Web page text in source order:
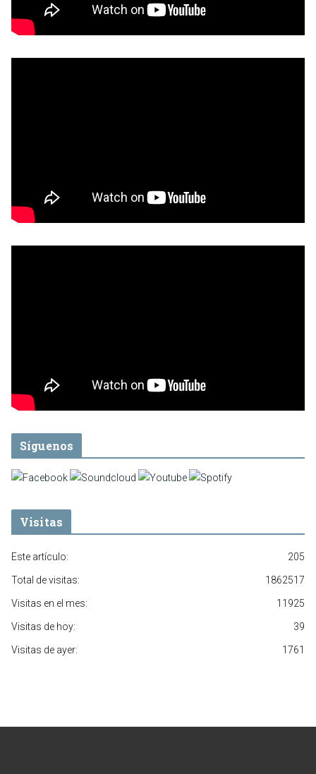
Síguenos
Visitas
205
Este artículo:
1862517
Total de visitas:
11925
Visitas en el mes:
39
Visitas de hoy:
1761
Visitas de ayer: